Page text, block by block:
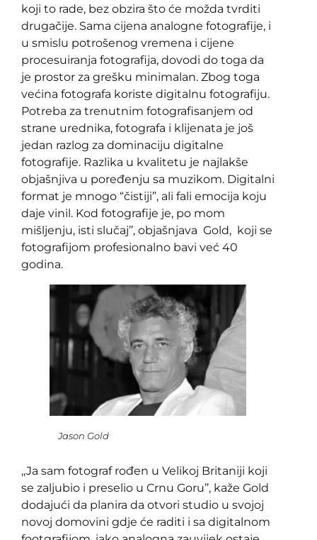
koji to rade, bez obzira što će možda tvrditi
drugačije. Sama cijena analogne fotografije, i
u smislu potrošenog vremena i cijene
procesuiranja fotografija, dovodi do toga da
je prostor za grešku minimalan. Zbog toga
većina fotografa koriste digitalnu fotografiju.
Potreba za trenutnim fotografisanjem od
strane urednika, fotografa i klijenata je još
jedan razlog za dominaciju digitalne
fotografije. Razlika u kvalitetu je najlakše
objašnjiva u poređenju sa muzikom. Digitalni
format je mnogo “čistiji”, ali fali emocija koju
daje vinil. Kod fotografije je, po mom
mišljenju, isti slučaj’’, objašnjava Gold, koji se
fotografijom profesionalno bavi već 40
godina.
Jason Gold
,,Ja sam fotograf rođen u Velikoj Britaniji koji
se zaljubio i preselio u Crnu Goru’’, kaže Gold
dodajući da planira da otvori studio u svojoj
novoj domovini gdje će raditi i sa digitalnom